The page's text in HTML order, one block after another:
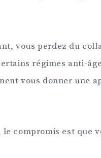
vous perdez du
régimes anti-
vous donner une
le compromis est que